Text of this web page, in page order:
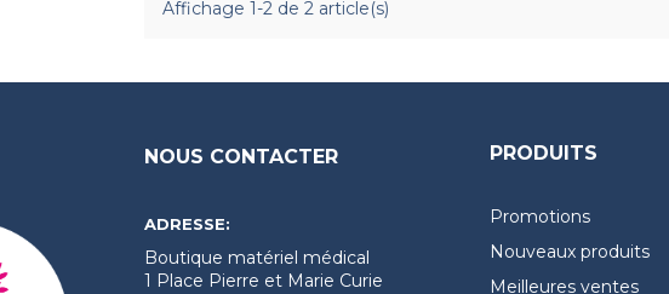
Affichage 1-2 de 2 article(s)
NOUS CONTACTER
ADRESSE:
Boutique matériel médical
1 Place Pierre et Marie Curie
PRODUITS
Promotions
Nouveaux produits
Meilleures ventes